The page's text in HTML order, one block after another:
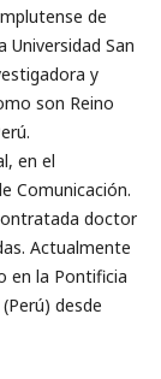
de
Universidad San
y
son Reino
en el
Comunicación.
doctor
Actualmente
en la Pontificia
desde